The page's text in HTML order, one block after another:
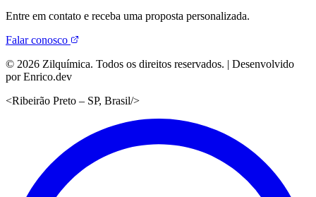
Entre em contato e receba uma proposta personalizada.
Falar conosco
© 2026 Zilquímica. Todos os direitos reservados. | Desenvolvido
por Enrico.dev
<Ribeirão Preto – SP, Brasil/>